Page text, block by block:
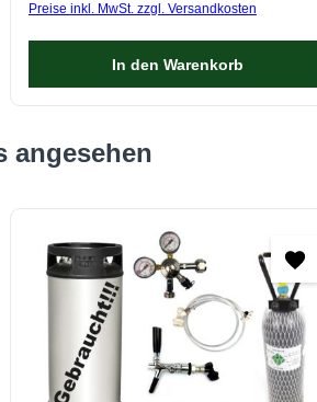
Preise inkl. MwSt. zzgl. Versandkosten
In den Warenkorb
angesehen